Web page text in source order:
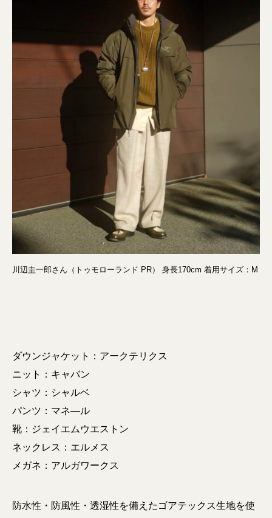
川辺圭一郎さん（トゥモローランド PR） 身長170cm 着用サイズ：M
ダウンジャケット：アークテリクス
ニット：キャバン
シャツ：シャルベ
パンツ：マネ―ル
靴：ジェイエムウエストン
ネックレス：エルメス
メガネ：アルガワークス
防水性・防風性・透湿性を備えたゴアテックス生地を使